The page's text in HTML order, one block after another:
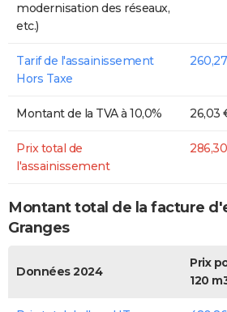
modernisation des réseaux,
etc.)
Tarif de l'assainissement
Hors Taxe
Montant de la TVA à 10,0% 26,03
Prix total de
l'assainissement
Montant total de la facture
Granges
Données 2024
Prix
120